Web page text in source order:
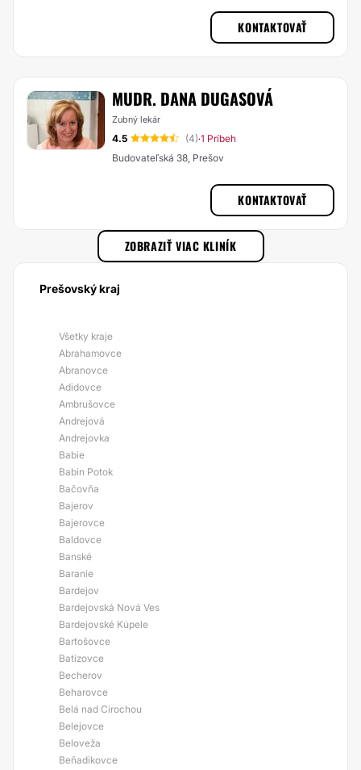
KONTAKTOVAŤ
MUDR. DANA DUGASOVÁ
Zubný lekár
4.5 (4)·1 Príbeh
Budovateľská 38, Prešov
KONTAKTOVAŤ
ZOBRAZIŤ VIAC KLINÍK
Prešovský kraj
Všetky kraje
Abrahamovce
Abranovce
Adidovce
Ambrušovce
Andrejová
Andrejovka
Babie
Babin Potok
Bačovňa
Bajerov
Bajerovce
Baldovce
Banské
Baranie
Bardejov
Bardejovská Nová Ves
Bardejovské Kúpele
Bartošovce
Batizovce
Becherov
Beharovce
Belá nad Cirochou
Belejovce
Beloveža
Beňadikovce